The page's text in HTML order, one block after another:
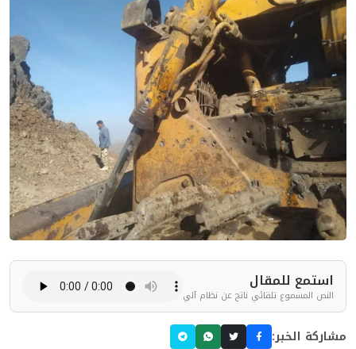
استمع للمقال
النص المسموع تلقائي ناتج عن نظام آلي
مشاركة الخبر: